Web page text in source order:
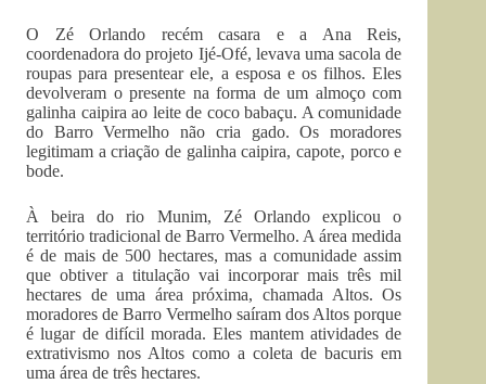
O Zé Orlando recém casara e a Ana Reis,
coordenadora do projeto Ijé-Ofé, levava uma sacola de
roupas para presentear ele, a esposa e os filhos. Eles
devolveram o presente na forma de um almoço com
galinha caipira ao leite de coco babaçu. A comunidade
do Barro Vermelho não cria gado. Os moradores
legitimam a criação de galinha caipira, capote, porco e
bode.
À beira do rio Munim, Zé Orlando explicou o
território tradicional de Barro Vermelho. A área medida
é de mais de 500 hectares, mas a comunidade assim
que obtiver a titulação vai incorporar mais três mil
hectares de uma área próxima, chamada Altos. Os
moradores de Barro Vermelho saíram dos Altos porque
é lugar de difícil morada. Eles mantem atividades de
extrativismo nos Altos como a coleta de bacuris em
uma área de três hectares.